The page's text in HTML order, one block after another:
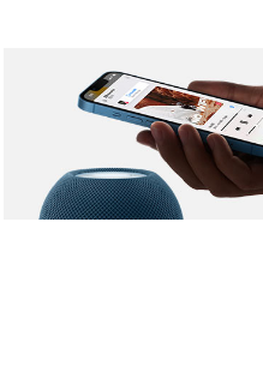
图库 图像 4